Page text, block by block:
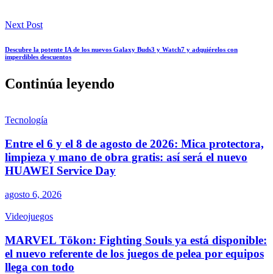
Next Post
Descubre la potente IA de los nuevos Galaxy Buds3 y Watch7 y adquiérelos con
imperdibles descuentos
Continúa leyendo
Tecnología
Entre el 6 y el 8 de agosto de 2026: Mica protectora,
limpieza y mano de obra gratis: así será el nuevo
HUAWEI Service Day
agosto 6, 2026
Videojuegos
MARVEL Tōkon: Fighting Souls ya está disponible:
el nuevo referente de los juegos de pelea por equipos
llega con todo